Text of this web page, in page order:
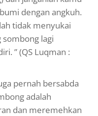
dengan angkuh.
tidak menyukai
sombong lagi
” (QS Luqman :
pernah bersabda
adalah
dan meremehkan